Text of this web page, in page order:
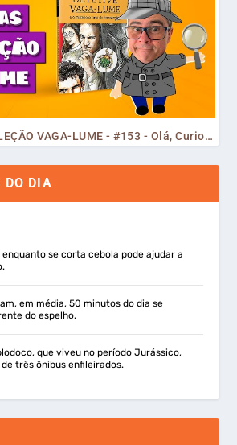
MEMÓRIAS DA COLEÇÃO VAGA-LUME - #153 - Olá, Curiosos! 2023
DO DIA
se corta cebola pode ajudar a
em média, 50 minutos do dia se
do espelho.
que viveu no período Jurássico,
três ônibus enfileirados.